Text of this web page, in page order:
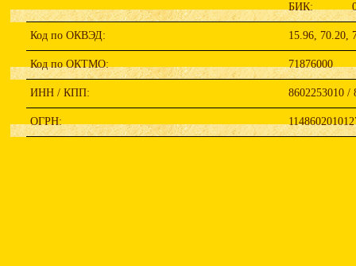
БИК:
Код по ОКВЭД: 15.96, 70.20,
Код по ОКТМО: 71876000
ИНН / КПП: 8602253010 /
ОГРН: